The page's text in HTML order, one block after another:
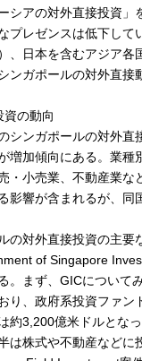
シアの対外直接投資
プレゼンスは低下して
、日本を含むアジア
ンガポールの対外直接
資の動向
シンガポールの対外
増加傾向にある。業種
・小売業、不動産業な
影響が含まれるが、同
の対外直接投資の主
of Singapore
。まず、GICについて
り、政府系投資ファ
約3,200億米ドルとな
は株式や不動産などに